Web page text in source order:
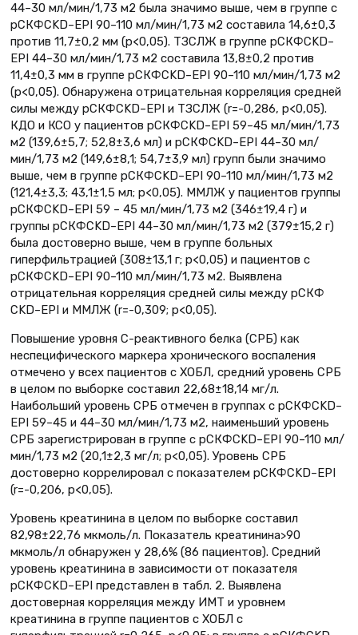
44–30 мл/мин/1,73 м2 была значимо выше, чем в группе с
рСКФCKD–EPI 90–110 мл/мин/1,73 м2 составила 14,6±0,3
против 11,7±0,2 мм (p<0,05). ТЗСЛЖ в группе рСКФCKD–
EPI 44–30 мл/мин/1,73 м2 составила 13,8±0,2 против
11,4±0,3 мм в группе рСКФCKD–EPI 90–110 мл/мин/1,73 м2
(p<0,05). Обнаружена отрицательная корреляция средней
силы между рСКФCKD–EPI и ТЗСЛЖ (r=-0,286, p<0,05).
КДО и КСО у пациентов рСКФCKD–EPI 59–45 мл/мин/1,73
м2 (139,6±5,7; 52,8±3,6 мл) и рСКФCKD–EPI 44–30 мл/
мин/1,73 м2 (149,6±8,1; 54,7±3,9 мл) групп были значимо
выше, чем в группе рСКФCKD–EPI 90–110 мл/мин/1,73 м2
(121,4±3,3; 43,1±1,5 мл; p<0,05). ММЛЖ у пациентов группы
рСКФCKD–EPI 59 – 45 мл/мин/1,73 м2 (346±19,4 г) и
группы рСКФCKD–EPI 44–30 мл/мин/1,73 м2 (379±15,2 г)
была достоверно выше, чем в группе больных
гиперфильтрацией (308±13,1 г; p<0,05) и пациентов с
рСКФCKD–EPI 90–110 мл/мин/1,73 м2. Выявлена
отрицательная корреляция средней силы между рСКФ
CKD–EPI и ММЛЖ (r=-0,309; p<0,05).
Повышение уровня С-реактивного белка (СРБ) как
неспецифического маркера хронического воспаления
отмечено у всех пациентов с ХОБЛ, средний уровень СРБ
в целом по выборке составил 22,68±18,14 мг/л.
Наибольший уровень СРБ отмечен в группах с рСКФCKD–
EPI 59–45 и 44–30 мл/мин/1,73 м2, наименьший уровень
СРБ зарегистрирован в группе с рСКФCKD–EPI 90–110 мл/
мин/1,73 м2 (20,1±2,3 мг/л; p<0,05). Уровень СРБ
достоверно коррелировал с показателем рСКФCKD–EPI
(r=-0,206, p<0,05).
Уровень креатинина в целом по выборке составил
82,98±22,76 мкмоль/л. Показатель креатинина>90
мкмоль/л обнаружен у 28,6% (86 пациентов). Средний
уровень креатинина в зависимости от показателя
рСКФCKD–EPI представлен в табл. 2. Выявлена
достоверная корреляция между ИМТ и уровнем
креатинина в группе пациентов с ХОБЛ с